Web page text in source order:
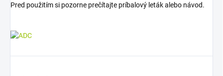
Pred použitím si pozorne prečítajte príbalový leták alebo návod.